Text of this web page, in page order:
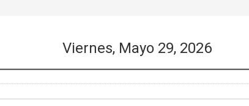
Viernes, Mayo 29, 2026